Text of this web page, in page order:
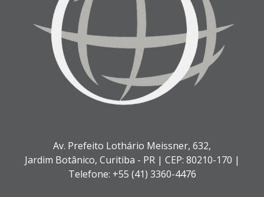
Av. Prefeito Lothário Meissner, 632,
Jardim Botânico, Curitiba - PR | CEP: 80210-170 |
Telefone: +55 (41) 3360-4476